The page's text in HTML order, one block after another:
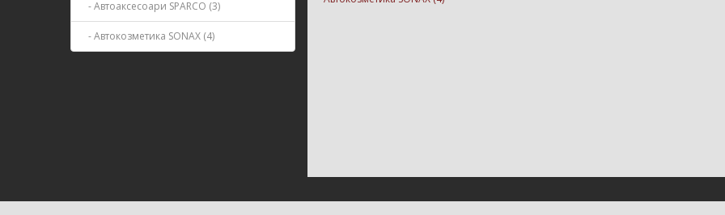
- Автоаксесоари SPARCO (3)
- Автокозметика SONAX (4)